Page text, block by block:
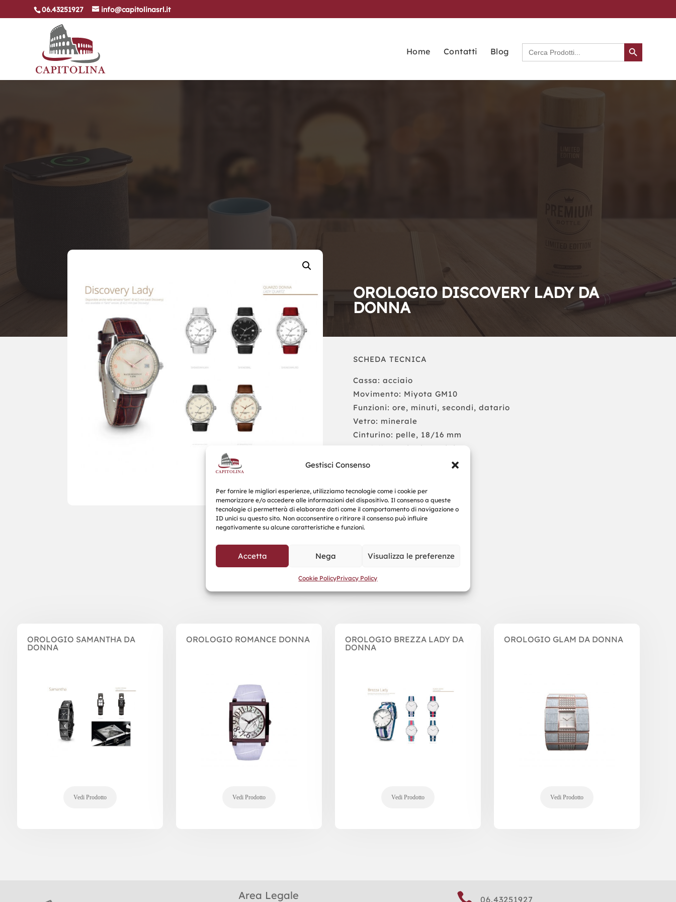
Gestisci Consenso
Per fornire le migliori esperienze, utilizziamo tecnologie come i cookie per
memorizzare e/o accedere alle informazioni del dispositivo. Il consenso a queste
tecnologie ci permetterà di elaborare dati come il comportamento di navigazione o
ID unici su questo sito. Non acconsentire o ritirare il consenso può influire
negativamente su alcune caratteristiche e funzioni.
Accetta Nega Visualizza le preferenze
Cookie PolicyPrivacy Policy
06.43251927 info@capitolinasrl.it
Home Contatti Blog Search
for:
Search Button
OROLOGIO DISCOVERY LADY DA
DONNA
SCHEDA TECNICA
Cassa: acciaio
Movimento: Miyota GM10
Funzioni: ore, minuti, secondi, datario
Vetro: minerale
Cinturino: pelle, 18/16 mm
Fondello: a vite in acciaio
Diametro Cassa: 35 mm
Richiedi un Preventivo
Prodotti correlati
OROLOGIO SAMANTHA DA
DONNA
OROLOGIO ROMANCE DONNA
OROLOGIO BREZZA LADY DA
DONNA
OROLOGIO GLAM DA DONNA
Area Legale  06.43251927